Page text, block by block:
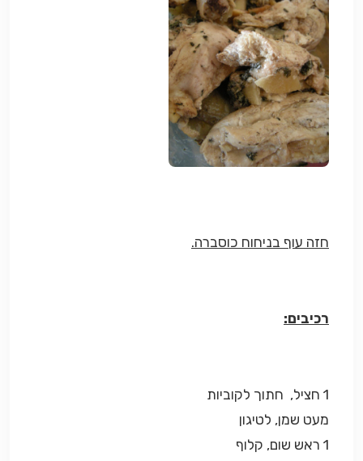
חזה עוף בניחוח כוסברה.
רכיבים:
1 חציל, חתוך לקוביות
מעט שמן, לטיגון
1 ראש שום, קלוף